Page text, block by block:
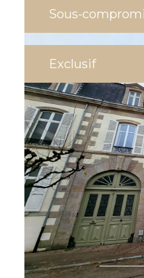
Sous-
Exclusif
Limoges (87000)
Bureaux